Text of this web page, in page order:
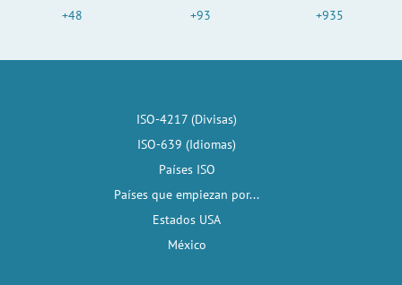
+48
+93
+935
ISO-4217 (Divisas)
ISO-639 (Idiomas)
Países ISO
Países que empiezan por...
Estados USA
México